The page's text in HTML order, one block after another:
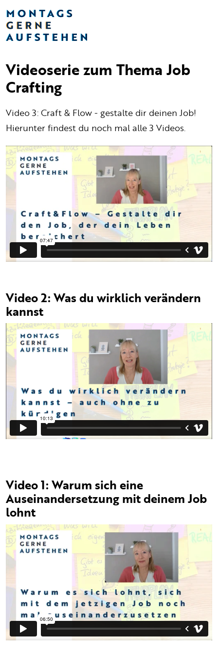
Videoserie zum Thema Job
Crafting
Video 3: Craft & Flow - gestalte dir deinen Job!
Hierunter findest du noch mal alle 3 Videos.
Video 2: Was du wirklich verändern
kannst
Video 1: Warum sich eine
Auseinandersetzung mit deinem Job
lohnt